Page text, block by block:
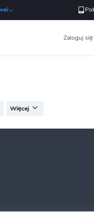
Zaloguj się
Więcej